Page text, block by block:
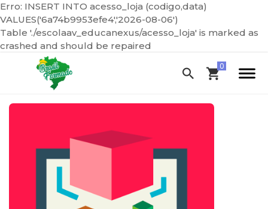
Erro: INSERT INTO acesso_loja (codigo,data)
VALUES('6a74b9953efe4','2026-08-06')
Table './escolaav_educanexus/acesso_loja' is marked as
crashed and should be repaired